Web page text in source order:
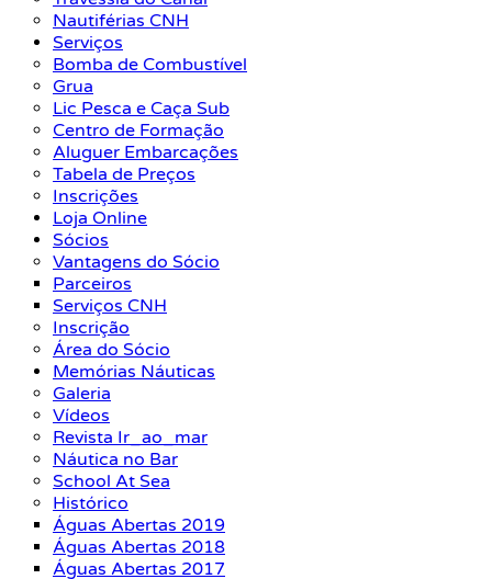
Nautiférias CNH
Serviços
Bomba de Combustível
Grua
Lic Pesca e Caça Sub
Centro de Formação
Aluguer Embarcações
Tabela de Preços
Inscrições
Loja Online
Sócios
Vantagens do Sócio
Parceiros
Serviços CNH
Inscrição
Área do Sócio
Memórias Náuticas
Galeria
Vídeos
Revista Ir_ao_mar
Náutica no Bar
School At Sea
Histórico
Águas Abertas 2019
Águas Abertas 2018
Águas Abertas 2017